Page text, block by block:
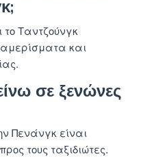
Ταντζούνγκ
και
σε ξενώνες
Πενάνγκ είναι
τους ταξιδιώτες.